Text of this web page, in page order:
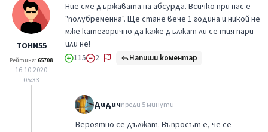
ТОНИ55
Рейтинг: 65708
16.10.2020
05:33
Ние сме държавата на абсурда. Всичко при нас е
"полубременна". Ще стане вече 1 година и никой не
мже категорично да каже дължат ли се тия пари
или не!
115 2 Напиши коментар
Дидичпреди 5 минути
Вероятно се дължат. Въпросът е, че се